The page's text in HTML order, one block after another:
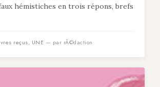
hémistiches en trois répons, brefs
reçus, UNE — par rÃ©daction